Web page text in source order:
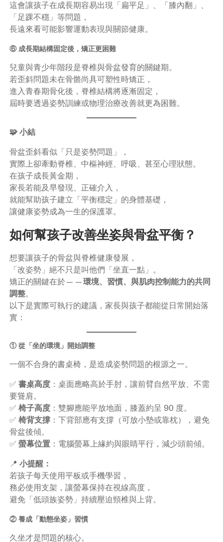
這會讓孩子在成長期容易出現「扁平足」、「膝內翻」、
「足踝不穩」等問題，
長遠來看可能影響運動表現與關節健康。
⑥ 成長期結構固定後，矯正更困難
兒童與青少年階段是脊椎與骨盆發育的關鍵期。
若歪斜問題未在骨骼尚具可塑性時矯正，
進入青春期骨化後，脊椎結構將逐漸固定，
屆時要透過姿勢訓練或物理治療改善就更為困難。
🧩 小結
骨盆歪斜看似「只是姿勢問題」，
實際上卻牽動脊椎、中樞神經、呼吸、甚至心理狀態。
在孩子成長黃金期，
家長若能及早發現、正確介入，
就能幫助孩子建立「平衡穩定」的身體基礎，
讓健康姿勢成為一生的保護罩。
如何幫孩子改善坐姿與骨盆平衡？
想要讓孩子的骨盆與脊椎健康發展，
「改姿勢」絕不只是叫他們「坐直一點」。
矯正的關鍵在於——環境、習慣、與肌肉控制能力的共同
調整。
以下是實際可執行的建議，家長與孩子都能從日常開始落
實：
① 從「坐的環境」開始調整
一個不合身的書桌椅，是造成姿勢問題的根源之一。
✅ 書桌高度：桌面應略高於手肘，讓前臂自然平放、不需
要聳肩。
✅ 椅子高度：雙腳應能平放地面，膝蓋約呈 90 度。
✅ 椅背支撐：下背部應有支撐（可放小墊或靠枕），避免
骨盆後傾。
✅ 螢幕位置：電腦螢幕上緣約與眼睛平行，減少頭前傾。
📍 小提醒：
若孩子每天使用平板或手機學習，
務必使用支架，讓螢幕保持在視線高度，
避免「低頭族姿勢」持續壓迫頸椎與上背。
② 養成「動態坐姿」習慣
久坐才是問題的核心。